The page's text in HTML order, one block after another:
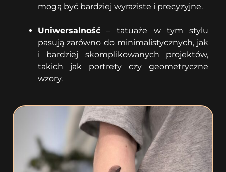
mogą być bardziej wyraziste i precyzyjne.
Uniwersalność – tatuaże w tym stylu
pasują zarówno do minimalistycznych, jak
i bardziej skomplikowanych projektów,
takich jak portrety czy geometryczne
wzory.